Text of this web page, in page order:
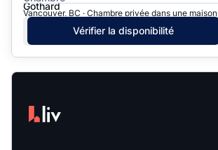
Gothard
Vancouver, BC · Chambre privée dans une maison
Vérifier la disponibilité